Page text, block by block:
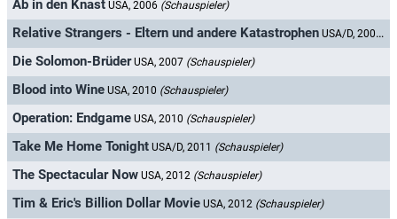
Ab in den Knast USA, 2006 (Schauspieler)
Relative Strangers - Eltern und andere Katastrophen USA/D, 2006
Die Solomon-Brüder USA, 2007 (Schauspieler)
Blood into Wine USA, 2010 (Schauspieler)
Operation: Endgame USA, 2010 (Schauspieler)
Take Me Home Tonight USA/D, 2011 (Schauspieler)
The Spectacular Now USA, 2012 (Schauspieler)
Tim & Eric's Billion Dollar Movie USA, 2012 (Schauspieler)